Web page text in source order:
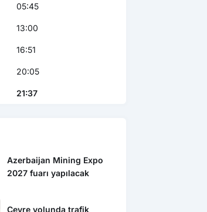
05:45
13:00
16:51
20:05
21:37
Azerbaijan Mining Expo
2027 fuarı yapılacak
Çevre yolunda trafik